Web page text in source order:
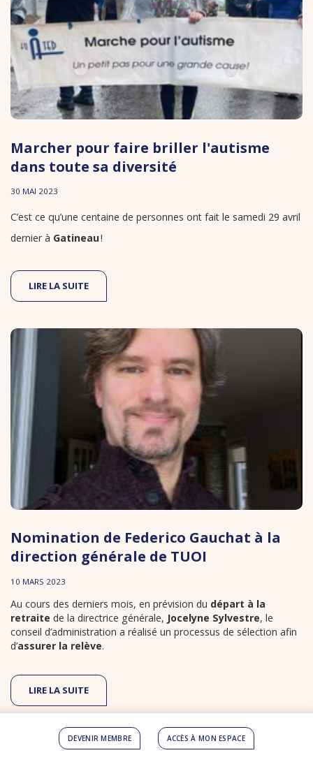
DEVENIR MEMBRE ACCÈS À MON ESPACE
Marcher pour faire briller l'autisme
dans toute sa diversité
30 MAI 2023
C’est ce qu’​une centaine de personnes​ ont fait le samedi 29 avril
dernier à Gatineau!​​
LIRE LA SUITE
Nomination de Federico Gauchat à la
direction générale de TUOI
10 MARS 2023
Au cours des derniers mois, en prévision du départ à la
retraite de la directrice générale, Jocelyne Sylvestre, le
conseil d’administration a réalisé un processus de sélection afin
d’assurer la relève.
LIRE LA SUITE